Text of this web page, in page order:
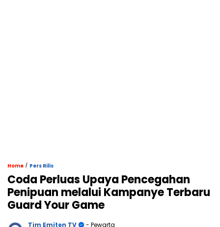
Home / Pers Rilis
Coda Perluas Upaya Pencegahan
Penipuan melalui Kampanye Terbaru
Guard Your Game
Tim Emiten TV
- Pewarta